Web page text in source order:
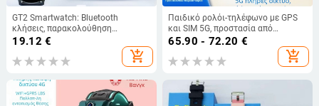
GT2 Smartwatch: Bluetooth
κλήσεις, παρακολούθηση
καρδιακού ρυθμού, πίεση αίματος
παρακολούθηση ύπνου)
19.12 €
add_shopping_cart
Παιδικό ρολόι-τηλέφωνο με GPS
και SIM 5G, προστασία από
απώλεια, με αποσπώμενο ιμάντα
65.90 - 72.20 €
add_shopping_cart